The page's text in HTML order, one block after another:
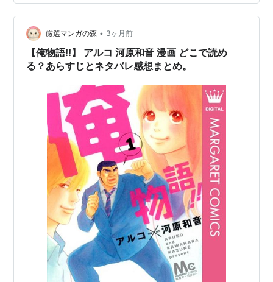
厳選マンガの森 • 3ヶ月前
【俺物語!!】 アルコ 河原和音 漫画 どこで読め
る？あらすじとネタバレ感想まとめ。